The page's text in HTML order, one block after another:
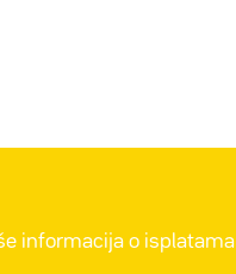
informacija o isplatama